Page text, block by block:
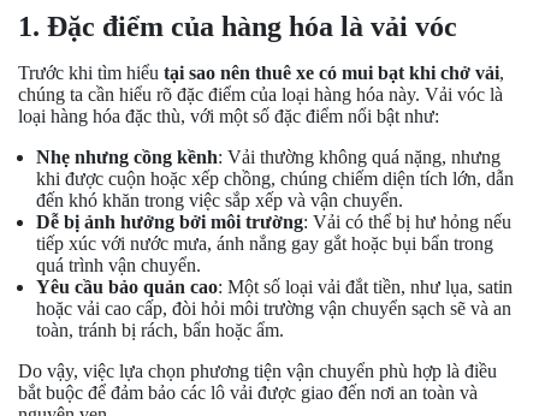
1. Đặc điểm của hàng hóa là vải vóc
Trước khi tìm hiểu tại sao nên thuê xe có mui bạt khi chở vải,
chúng ta cần hiểu rõ đặc điểm của loại hàng hóa này. Vải vóc là
loại hàng hóa đặc thù, với một số đặc điểm nổi bật như:
Nhẹ nhưng cồng kềnh: Vải thường không quá nặng, nhưng
khi được cuộn hoặc xếp chồng, chúng chiếm diện tích lớn, dẫn
đến khó khăn trong việc sắp xếp và vận chuyển.
Dễ bị ảnh hưởng bởi môi trường: Vải có thể bị hư hỏng nếu
tiếp xúc với nước mưa, ánh nắng gay gắt hoặc bụi bẩn trong
quá trình vận chuyển.
Yêu cầu bảo quản cao: Một số loại vải đắt tiền, như lụa, satin
hoặc vải cao cấp, đòi hỏi môi trường vận chuyển sạch sẽ và an
toàn, tránh bị rách, bẩn hoặc ẩm.
Do vậy, việc lựa chọn phương tiện vận chuyển phù hợp là điều
bắt buộc để đảm bảo các lô vải được giao đến nơi an toàn và